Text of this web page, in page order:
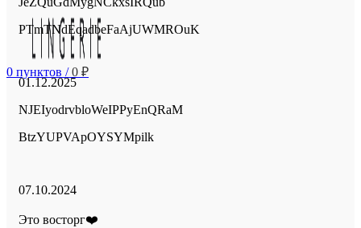
0 пунктов / 0 ₽
5
PTmTNdEqadbeFaAjUWMROuK
Оценка
3
5
01.12.2025
NJEIyodrvbloWeIPPyEnQRaM
BtzYUPVApOYSYMpilk
5
5
07.10.2024
Это восторг❤️